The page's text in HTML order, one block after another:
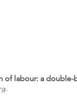
of labour: a